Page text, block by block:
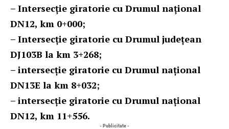
– Intersecție giratorie cu Drumul național
DN12, km 0+000;
– Intersecție giratorie cu Drumul județean
DJ103B la km 3+268;
– intersecție giratorie cu Drumul național
DN13E la km 8+032;
– intersecție giratorie cu Drumul național
DN12, km 11+556.
- Publicitate -